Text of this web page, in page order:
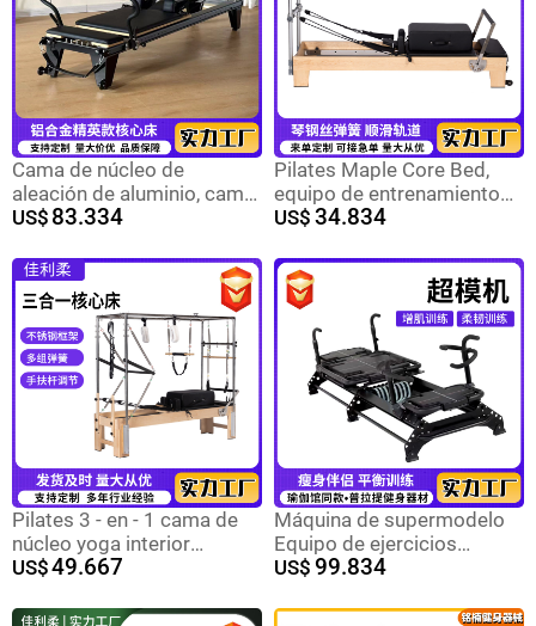
Cama de núcleo de
aleación de aluminio, cama
de núcleo de Pilates
completa, gran equipo de
élite, cama de aleación de
aluminio pequeña negra
US$ 83.334
Pilates Maple Core Bed,
equipo de entrenamiento
doméstico, sala de yoga
US$ 34.834
Pilates 3 - en - 1 cama de
núcleo yoga interior
plástico multifunción cama
US$49.667
Máquina de supermodelo
Equipo de ejercicios
multifuncional interior
supermodelo Entrenador
US$ 99.834